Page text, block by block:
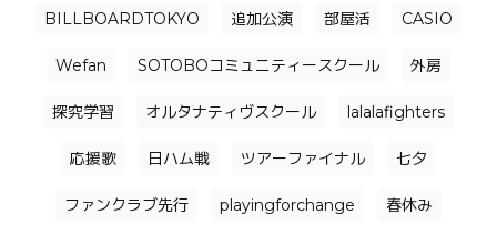
BILLBOARDTOKYO 追加公演 部屋活 CASIO
Wefan SOTOBOコミュニティースクール 外房
探究学習 オルタナティヴスクール lalalafighters
応援歌 日ハム戦 ツアーファイナル 七夕
ファンクラブ先行 playingforchange 春休み